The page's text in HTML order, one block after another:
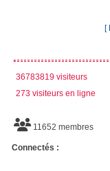
[
36783819 visiteurs
273 visiteurs en ligne
11652 membres
Connectés :